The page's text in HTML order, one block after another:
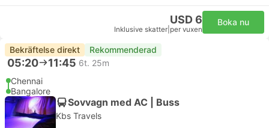
USD 6
Inklusive skatter per vuxen
Boka nu
Bekräftelse direkt Rekommenderad
05:20 11:45 6t. 25m
Chennai
Bangalore
Sovvagn med AC | Buss
Kbs Travels